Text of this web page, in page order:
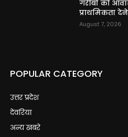
गरीबों को
प्राथमिकता
August 7, 2026
POPULAR CATEGORY
उत्तर प्रदेश
देवरिया
अन्य खबरे